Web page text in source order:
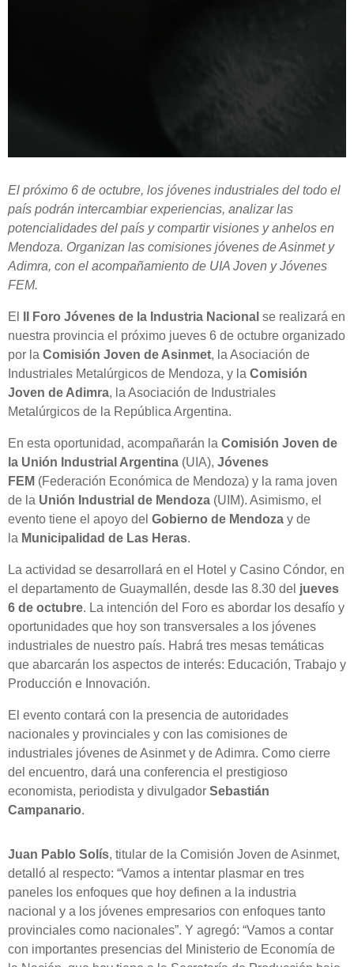
El próximo 6 de octubre, los jóvenes industriales del todo el
país podrán intercambiar experiencias, analizar las
potencialidades del país y compartir visiones y anhelos en
Mendoza. Organizan las comisiones jóvenes de Asinmet y
Adimra, con el acompañamiento de UIA Joven y Jóvenes
FEM.
El II Foro Jóvenes de la Industria Nacional se realizará en
nuestra provincia el próximo jueves 6 de octubre organizado
por la Comisión Joven de Asinmet, la Asociación de
Industriales Metalúrgicos de Mendoza, y la Comisión
Joven de Adimra, la Asociación de Industriales
Metalúrgicos de la República Argentina.
En esta oportunidad, acompañarán la Comisión Joven de
la Unión Industrial Argentina (UIA), Jóvenes
FEM (Federación Económica de Mendoza) y la rama joven
de la Unión Industrial de Mendoza (UIM). Asimismo, el
evento tiene el apoyo del Gobierno de Mendoza y de
la Municipalidad de Las Heras.
La actividad se desarrollará en el Hotel y Casino Cóndor, en
el departamento de Guaymallén, desde las 8.30 del jueves
6 de octubre. La intención del Foro es abordar los desafío y
oportunidades que hoy son transversales a los jóvenes
industriales de nuestro país. Habrá tres mesas temáticas
que abarcarán los aspectos de interés: Educación, Trabajo y
Producción e Innovación.
El evento contará con la presencia de autoridades
nacionales y provinciales y con las comisiones de
industriales jóvenes de Asinmet y de Adimra. Como cierre
del encuentro, dará una conferencia el prestigioso
economista, periodista y divulgador Sebastián
Campanario.
Juan Pablo Solís, titular de la Comisión Joven de Asinmet,
detalló al respecto: “Vamos a intentar plasmar en tres
paneles los enfoques que hoy definen a la industria
nacional y a los jóvenes empresarios con enfoques tanto
provinciales como nacionales”. Y agregó: “Vamos a contar
con importantes presencias del Ministerio de Economía de